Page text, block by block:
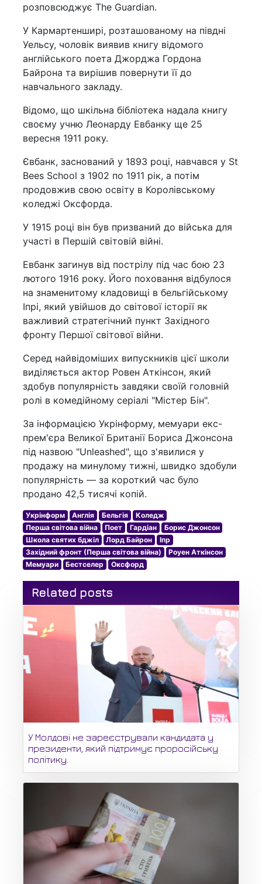
розповсюджує The Guardian.
У Кармартенширі, розташованому на півдні
Уельсу, чоловік виявив книгу відомого
англійського поета Джорджа Гордона
Байрона та вирішив повернути її до
навчального закладу.
Відомо, що шкільна бібліотека надала книгу
своєму учню Леонарду Евбанку ще 25
вересня 1911 року.
Євбанк, заснований у 1893 році, навчався у St
Bees School з 1902 по 1911 рік, а потім
продовжив свою освіту в Королівському
коледжі Оксфорда.
У 1915 році він був призваний до війська для
участі в Першій світовій війні.
Евбанк загинув від пострілу під час бою 23
лютого 1916 року. Його поховання відбулося
на знаменитому кладовищі в бельгійському
Іпрі, який увійшов до світової історії як
важливий стратегічний пункт Західного
фронту Першої світової війни.
Серед найвідоміших випускників цієї школи
виділяється актор Ровен Аткінсон, який
здобув популярність завдяки своїй головній
ролі в комедійному серіалі "Містер Бін".
За інформацією Укрінформу, мемуари екс-
прем'єра Великої Британії Бориса Джонсона
під назвою "Unleashed", що з'явилися у
продажу на минулому тижні, швидко здобули
популярність — за короткий час було
продано 42,5 тисячі копій.
Укрінформ Англія Бельгія
Коледж
Перша світова війна
Поет Гардіан
Борис Джонсон
Школа святих бджіл
Лорд Байрон
Іпр
Західний фронт (Перша світова війна)
Роуен Аткінсон
Мемуари
Бестселер Оксфорд
Related posts
У Молдові не зареєстрували кандидата у
президенти, який підтримує проросійську
політику.